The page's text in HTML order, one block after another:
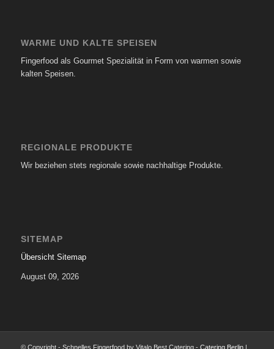
WARME UND KALTE SPEISEN
Fingerfood als Gourmet Spezialität in Form von warmen sowie
kalten Speisen.
REGIONALE PRODUKTE
Wir beziehen stets regionale sowie nachhaltige Produkte.
SITEMAP
Übersicht Sitemap
August 09, 2026
© Copyright - Schnelles Fingerfood by Vitalo Best Catering - Catering Berlin|